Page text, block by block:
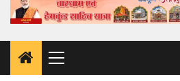
Primary
Menu